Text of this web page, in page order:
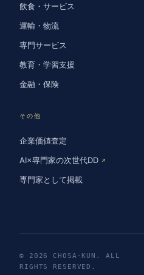
飲食・サービス
運輸・物流
専門サービス
教育・学習支援
金融・保険
その他
企業価値査定
AI×専門家の次世代DD ↗
専門家として掲載
© 2026 CHOSA-KUN. ALL
RIGHTS RESERVED.